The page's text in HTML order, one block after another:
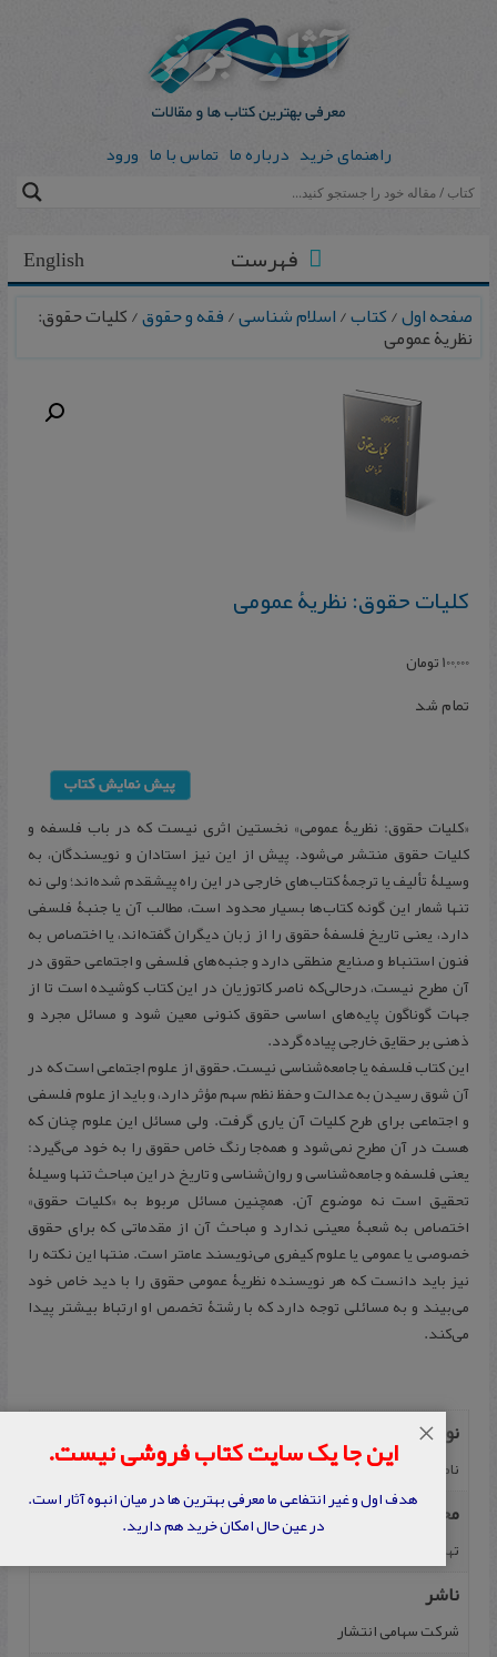
راهنمای خرید درباره ما تماس با ما ورود
English فهرست
صفحه اول/کتاب/اسلام شناسی/فقه و حقوق/ کلیات حقوق:
نظریۀ عمومی
کلیات حقوق: نظریۀ عمومی
100,000تومان
تمام شد
«کلیات حقوق: نظریۀ عمومی» نخستین اثری نیست که در باب فلسفه و
کلیات حقوق منتشر می‌شود. پیش از این نیز استادان و نویسندگان، به
وسیلۀ تألیف یا ترجمۀ کتاب‌های خارجی در این راه پیشقدم شده‌اند؛ ولی نه
تنها شمار این گونه کتاب‌ها بسیار محدود است، مطالب آن یا جنبۀ فلسفی
دارد، یعنی تاریخ فلسفۀ حقوق را از زبان دیگران گفته‌اند، یا اختصاص به
فنون استنباط و صنایع منطقی دارد و جنبه‌های فلسفی و اجتماعی حقوق در
آن مطرح نیست، درحالی‌که ناصر کاتوزیان در این کتاب کوشیده است تا از
جهات گوناگون پایه‌های اساسی حقوق کنونی معین شود و مسائل مجرد و
ذهنی بر حقایق خارجی پیاده گردد.
این کتاب فلسفه یا جامعه‌شناسی نیست. حقوق از علوم اجتماعی است که در
آن شوق رسیدن به عدالت و حفظ نظم سهم مؤثر دارد، و باید از علوم فلسفی
و اجتماعی برای طرح کلیات آن یاری گرفت. ولی مسائل این علوم چنان که
هست در آن مطرح نمی‌شود و همه‌جا رنگ خاص حقوق را به خود می‌گیرد:
یعنی فلسفه و جامعه‌شناسی و روان‌شناسی و تاریخ در این مباحث تنها وسیلۀ
تحقیق است نه موضوع آن. همچنین مسائل مربوط به «کلیات حقوق»
اختصاص به شعبۀ معینی ندارد و مباحث آن از مقدماتی که برای حقوق
خصوصی یا عمومی یا علوم کیفری می‌نویسند عامتر است. منتها این نکته را
نیز باید دانست که هر نویسنده نظریۀ عمومی حقوق را با دید خاص خود
می‌بیند و به مسائلی توجه دارد که با رشتۀ تخصص او ارتباط بیشتر پیدا
می‌کند.
نویسنده
ناصر ک‍ات‍وزیان
محل نشر
تهران
ناشر
شرکت سهامی انتشار
این جا یک سایت کتاب فروشی نیست.
هدف اول و غیر انتفاعی ما معرفی بهترین ها در میان انبوه آثار است.
در عین حال امکان خرید هم دارید.
×